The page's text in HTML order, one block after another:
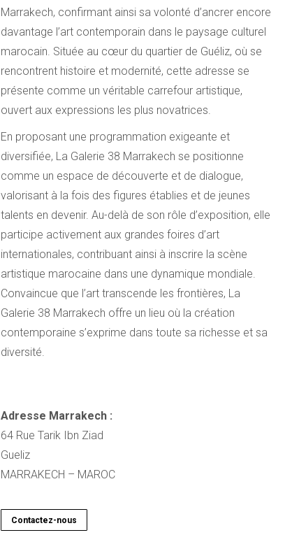
Marrakech, confirmant ainsi sa volonté d’ancrer encore
davantage l’art contemporain dans le paysage culturel
marocain. Située au cœur du quartier de Guéliz, où se
rencontrent histoire et modernité, cette adresse se
présente comme un véritable carrefour artistique,
ouvert aux expressions les plus novatrices.
En proposant une programmation exigeante et
diversifiée, La Galerie 38 Marrakech se positionne
comme un espace de découverte et de dialogue,
valorisant à la fois des figures établies et de jeunes
talents en devenir. Au-delà de son rôle d’exposition, elle
participe activement aux grandes foires d’art
internationales, contribuant ainsi à inscrire la scène
artistique marocaine dans une dynamique mondiale.
Convaincue que l’art transcende les frontières, La
Galerie 38 Marrakech offre un lieu où la création
contemporaine s’exprime dans toute sa richesse et sa
diversité.
Adresse Marrakech :
64 Rue Tarik Ibn Ziad
Gueliz
MARRAKECH – MAROC
Contactez-nous